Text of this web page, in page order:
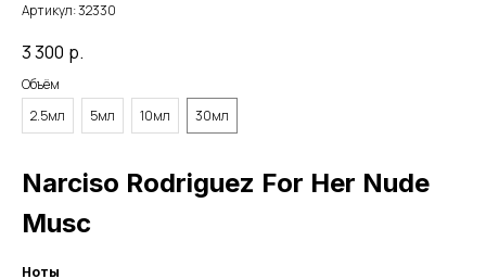
Артикул:32330
3 300 р.
Объём
2.5мл
5мл 10мл 30мл
Narciso Rodriguez For Her Nude
Musc
Ноты